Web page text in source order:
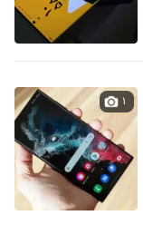
۱